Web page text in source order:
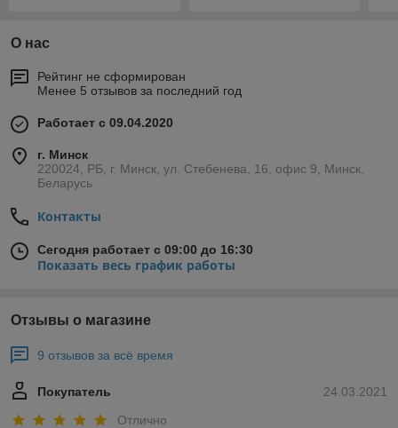
О нас
Рейтинг не сформирован
Менее 5 отзывов за последний год
Работает с 09.04.2020
г. Минск
220024, РБ, г. Минск, ул. Стебенева, 16, офис 9, Минск,
Беларусь
Контакты
Сегодня работает с 09:00 до 16:30
Показать весь график работы
Отзывы о магазине
9 отзывов за всё время
24.03.2021
Покупатель
Отлично